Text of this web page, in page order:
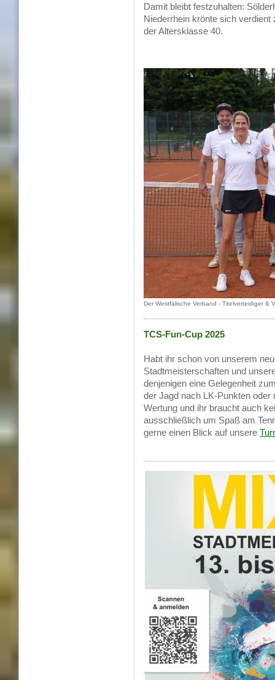
Damit bleibt festzuhalten:
Niederrhein krönte sich
der Altersklasse 40.
Der Westfälische Verband - Titelverteidiger &
TCS-Fun-Cup 2025
Habt ihr schon von unserem
Stadtmeisterschaften und
denjenigen eine Gelegenheit
der Jagd nach LK-Punkten oder
Wertung und ihr braucht auch
ausschließlich um Spaß am
gerne einen Blick auf unsere